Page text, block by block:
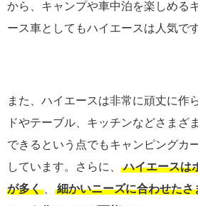
から、キャンプや車中泊を楽しめる
ース車としてもハイエースは人気です
また、ハイエースは非常に頑丈に作
ドやテーブル、キッチンなどさまざ
できるという点でもキャンピングカ
しています。さらに、
ハイエースは
が多く
細かいニーズに合わせた